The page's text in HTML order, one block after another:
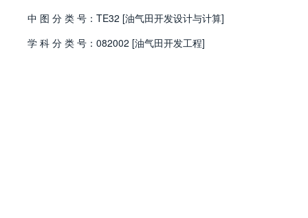
中 图 分 类 号： TE32 [油气田开发设计与计算]
学 科 分 类 号： 082002 [油气田开发工程]